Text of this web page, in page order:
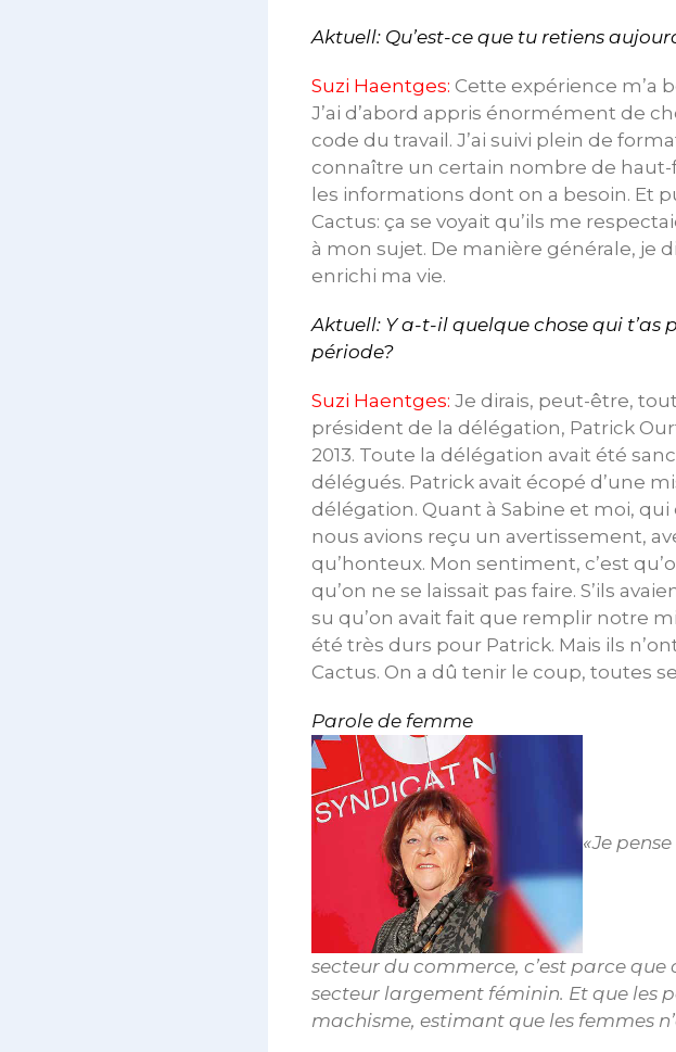
Aktuell: Qu’est-ce que tu retiens
Suzi Haentges: Cette expérience m’a
J’ai d’abord appris énormément de
code du travail. J’ai suivi plein de
connaître un certain nombre de haut-
les informations dont on a besoin. Et
Cactus: ça se voyait qu’ils me
à mon sujet. De manière générale, je
enrichi ma vie.
Aktuell: Y a-t-il quelque chose qui
période?
Suzi Haentges: Je dirais, peut-être,
président de la délégation, Patrick
2013. Toute la délégation avait été
délégués. Patrick avait écopé d’une
délégation. Quant à Sabine et moi,
nous avions reçu un avertissement,
qu’honteux. Mon sentiment, c’est
qu’on ne se laissait pas faire. S’ils
su qu’on avait fait que remplir notre
été très durs pour Patrick. Mais ils
Cactus. On a dû tenir le coup, toutes
Parole de femme
«Je
secteur du commerce, c’est parce
secteur largement féminin. Et que les
machisme, estimant que les femmes